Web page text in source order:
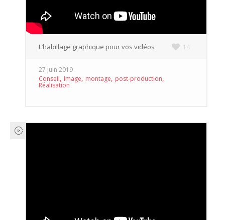
L’habillage graphique pour vos vidéos 14
27 juin 2019
Conseil, Image, montage, post-production,
Réalisation